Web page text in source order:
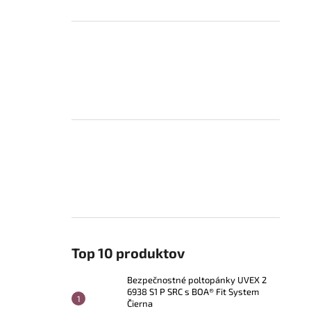
Top 10 produktov
Bezpečnostné poltopánky UVEX 2
6938 S1 P SRC s BOA® Fit System
Čierna